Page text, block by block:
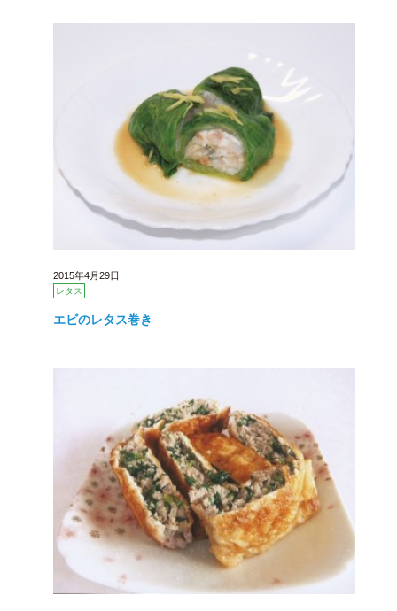
2015年4月29日
レタス
エビのレタス巻き